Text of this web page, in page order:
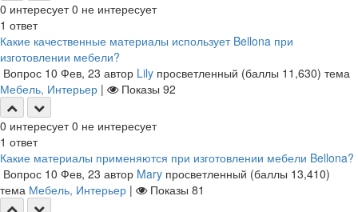
0 интересует 0 не интересует
1 ответ
Какие качественные материалы использует Bellona при
изготовлении мебели?
Вопрос 10 Фев, 23 автор Lily просветленный (баллы 11,630) тема
Мебель, Интерьер | Показы 92
0 интересует 0 не интересует
1 ответ
Какие материалы применяются при изготовлении мебели Bellona?
Вопрос 10 Фев, 23 автор Mary просветленный (баллы 13,410)
тема Мебель, Интерьер | Показы 81